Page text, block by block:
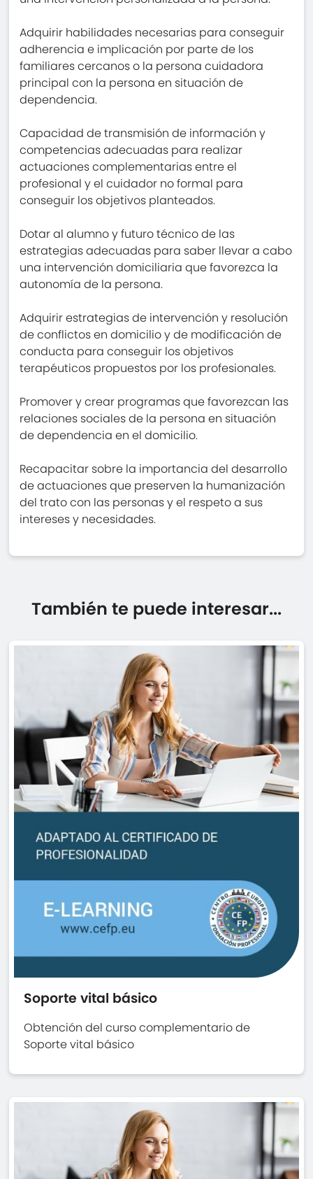
Adquirir habilidades necesarias para conseguir
adherencia e implicación por parte de los
familiares cercanos o la persona cuidadora
principal con la persona en situación de
dependencia.
Capacidad de transmisión de información y
competencias adecuadas para realizar
actuaciones complementarias entre el
profesional y el cuidador no formal para
conseguir los objetivos planteados.
Dotar al alumno y futuro técnico de las
estrategias adecuadas para saber llevar a cabo
una intervención domiciliaria que favorezca la
autonomía de la persona.
Adquirir estrategias de intervención y resolución
de conflictos en domicilio y de modificación de
conducta para conseguir los objetivos
terapéuticos propuestos por los profesionales.
Promover y crear programas que favorezcan las
relaciones sociales de la persona en situación
de dependencia en el domicilio.
Recapacitar sobre la importancia del desarrollo
de actuaciones que preserven la humanización
del trato con las personas y el respeto a sus
intereses y necesidades.
También te puede interesar...
Soporte vital básico
Obtención del curso complementario de
Soporte vital básico